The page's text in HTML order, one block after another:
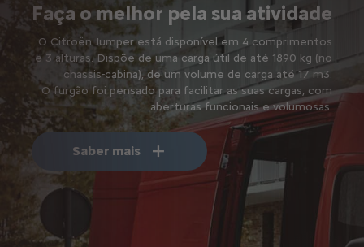
Faça o melhor pela sua atividade
O Citroën Jumper está disponível em 4 comprimentos
e 3 alturas. Dispõe de uma carga útil de até 1890 kg (no
chassis-cabina), de um volume de carga até 17 m3.
O furgão foi pensado para facilitar as suas cargas, com
aberturas funcionais e volumosas.
Saber mais